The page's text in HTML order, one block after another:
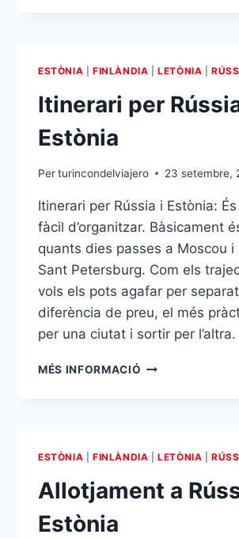
ESTÒNIA FINLÀNDIA |LETÒNIA |
Itinerari per
Estònia
Perturincondelviajero 23 setembre,
Itinerari per Rússia i Estònia:
fàcil d’organitzar. Bàsicament
quants dies passes a Moscou i
Sant Petersburg. Com els
vols els pots agafar per
diferència de preu, el més
per una ciutat i sortir per
MÉS INFORMACIÓ ITINERARI
ESTÒNIA FINLÀNDIA |LETÒNIA |
Allotjament a
Estònia